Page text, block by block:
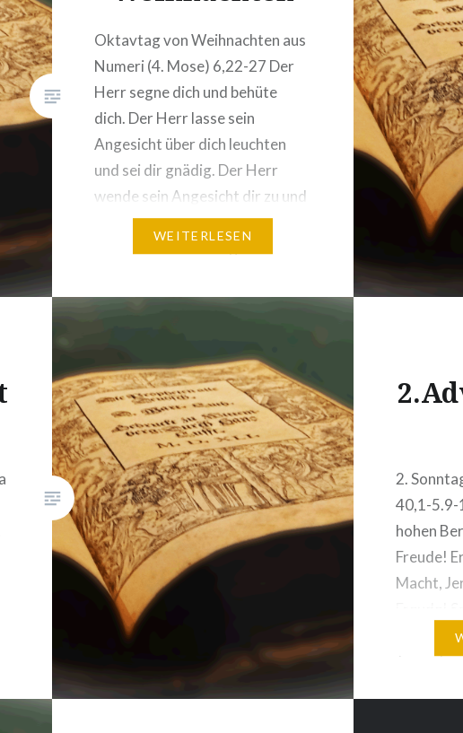
Oktavtag von Weihnachten aus
Numeri (4. Mose) 6,22-27 Der
Herr segne dich und behüte
dich. Der Herr lasse sein
Angesicht über dich leuchten
und sei dir gnädig. Der Herr
wende sein Angesicht dir zu und
schenke dir Heil. Beginnen wir
berufen zu segnen. Während…
WEITERLESEN
2.
40,1-5.9-
hohen
Freude!
Macht,
Seht, da